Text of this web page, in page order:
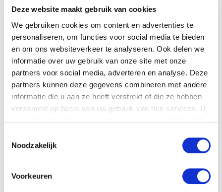
Deze website maakt gebruik van cookies
We gebruiken cookies om content en advertenties te
personaliseren, om functies voor social media te bieden
en om ons websiteverkeer te analyseren. Ook delen we
informatie over uw gebruik van onze site met onze
partners voor social media, adverteren en analyse. Deze
partners kunnen deze gegevens combineren met andere
informatie die u aan ze heeft verstrekt of die ze hebben
verzameld op basis van uw gebruik van hun services. U
statement.
Noodzakelijk
Voorkeuren
Lars Bosman